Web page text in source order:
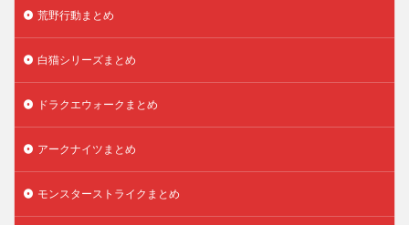
荒野行動まとめ
白猫シリーズまとめ
ドラクエウォークまとめ
アークナイツまとめ
モンスターストライクまとめ